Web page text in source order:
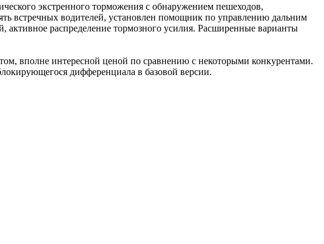
экстренного торможения с обнаружением пешеходов,
встречных водителей, установлен помощник по управлению дальним
активное распределение тормозного усилия. Расширенные варианты
вполне интересной ценой по сравнению с некоторыми конкурентами.
дифференциала в базовой версии.